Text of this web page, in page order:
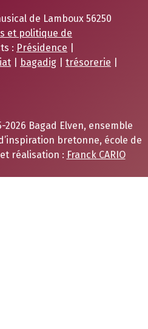
de Lamboux 56250
et politique de
: Présidence
bagadig trésorerie
2026 Bagad Elven, ensemble
bretonne, école de
réalisation : Franck CARIO